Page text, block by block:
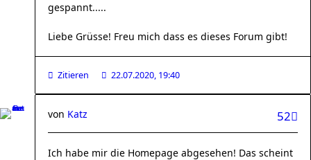
gespannt.....
Liebe Grüsse! Freu mich dass es dieses Forum gibt!
Zitieren 22.07.2020, 19:40
52
von Katz
Ich habe mir die Homepage abgesehen! Das scheint